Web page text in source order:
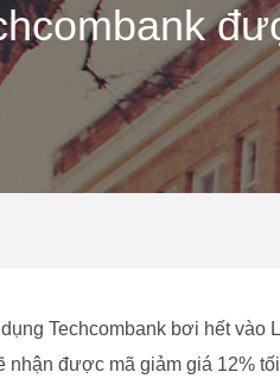
Techcombank bơi hết vào
nhận được mã giảm giá 12%